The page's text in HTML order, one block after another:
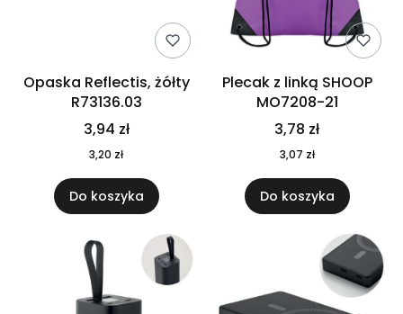
Opaska Reflectis, żółty
R73136.03
3,94 zł
3,20 zł
Do koszyka
Plecak z linką SHOOP
MO7208-21
3,78 zł
3,07 zł
Do koszyka